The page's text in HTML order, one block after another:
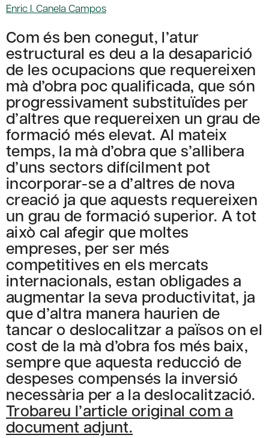
Enric I. Canela Campos
Com és ben conegut, l’atur
estructural es deu a la desaparició
de les ocupacions que requereixen
mà d’obra poc qualificada, que són
progressivament substituïdes per
d’altres que requereixen un grau de
formació més elevat. Al mateix
temps, la mà d’obra que s’allibera
d’uns sectors difícilment pot
incorporar-se a d’altres de nova
creació ja que aquests requereixen
un grau de formació superior. A tot
això cal afegir que moltes
empreses, per ser més
competitives en els mercats
internacionals, estan obligades a
augmentar la seva productivitat, ja
que d’altra manera haurien de
tancar o deslocalitzar a països on el
cost de la mà d’obra fos més baix,
sempre que aquesta reducció de
despeses compensés la inversió
necessària per a la deslocalització.
Trobareu l’article original com a
document adjunt.